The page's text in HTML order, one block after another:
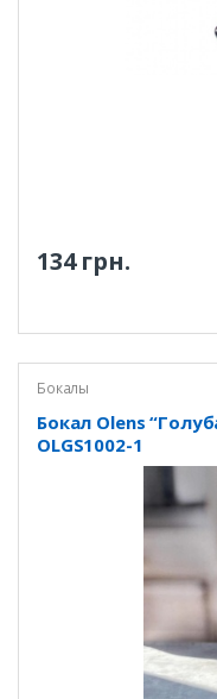
134 грн.
Бокалы
Бокал Olens
OLGS1002-1